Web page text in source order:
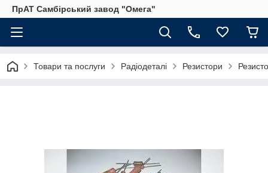
ПрАТ Самбірський завод "Омега"
Товари та послуги Радіодеталі Резистори